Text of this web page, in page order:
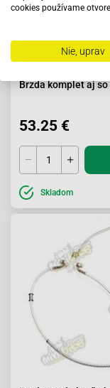
Brzda komplet aj
53.25 €
Skladom
cookies používame
Nie, uprav